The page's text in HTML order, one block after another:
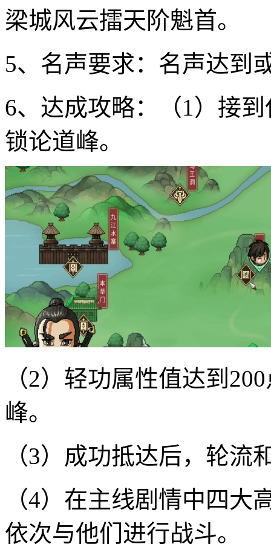
梁城风云擂天阶魁首。‌
5、名声要求：‌名声达到
6、达成攻略：‌（1）接
锁论道峰。‌
（2）轻功属性值达到
峰。‌
（3）成功抵达后，‌轮流
（4）在主线剧情中四
依次与他们进行战斗。